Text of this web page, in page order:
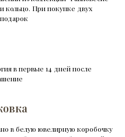
кольцо. При покупке двух
в первые 14 дней после
в белую ювелирную коробочку